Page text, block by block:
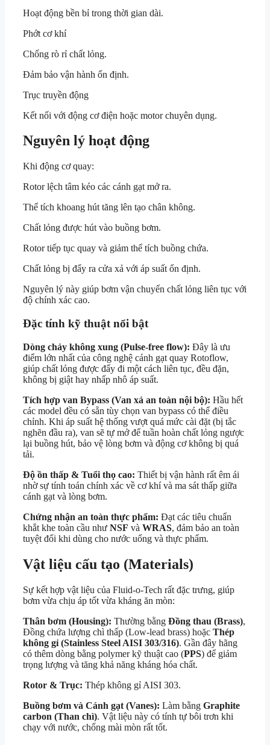
Hoạt động bền bỉ trong thời gian dài.
Phớt cơ khí
Chống rò rỉ chất lỏng.
Đảm bảo vận hành ổn định.
Trục truyền động
Kết nối với động cơ điện hoặc motor chuyên dụng.
Nguyên lý hoạt động
Khi động cơ quay:
Rotor lệch tâm kéo các cánh gạt mở ra.
Thể tích khoang hút tăng lên tạo chân không.
Chất lỏng được hút vào buồng bơm.
Rotor tiếp tục quay và giảm thể tích buồng chứa.
Chất lỏng bị đẩy ra cửa xả với áp suất ổn định.
Nguyên lý này giúp bơm vận chuyển chất lỏng liên tục với
độ chính xác cao.
Đặc tính kỹ thuật nổi bật
Dòng chảy không xung (Pulse-free flow): Đây là ưu
điểm lớn nhất của công nghệ cánh gạt quay Rotoflow,
giúp chất lỏng được đẩy đi một cách liên tục, đều đặn,
không bị giật hay nhấp nhô áp suất.
Tích hợp van Bypass (Van xả an toàn nội bộ): Hầu hết
các model đều có sẵn tùy chọn van bypass có thể điều
chỉnh. Khi áp suất hệ thống vượt quá mức cài đặt (bị tắc
nghẽn đầu ra), van sẽ tự mở để tuần hoàn chất lỏng ngược
lại buồng hút, bảo vệ lòng bơm và động cơ không bị quá
tải.
Độ ồn thấp & Tuổi thọ cao: Thiết bị vận hành rất êm ái
nhờ sự tính toán chính xác về cơ khí và ma sát thấp giữa
cánh gạt và lòng bơm.
Chứng nhận an toàn thực phẩm: Đạt các tiêu chuẩn
khắt khe toàn cầu như NSF và WRAS, đảm bảo an toàn
tuyệt đối khi dùng cho nước uống và thực phẩm.
Vật liệu cấu tạo (Materials)
Sự kết hợp vật liệu của Fluid-o-Tech rất đặc trưng, giúp
bơm vừa chịu áp tốt vừa kháng ăn mòn:
Thân bơm (Housing): Thường bằng Đồng thau (Brass),
Đồng chứa lượng chì thấp (Low-lead brass) hoặc Thép
không gỉ (Stainless Steel AISI 303/316). Gần đây hãng
có thêm dòng bằng polymer kỹ thuật cao (PPS) để giảm
trọng lượng và tăng khả năng kháng hóa chất.
Rotor & Trục: Thép không gỉ AISI 303.
Buồng bơm và Cánh gạt (Vanes): Làm bằng Graphite
carbon (Than chì). Vật liệu này có tính tự bôi trơn khi
chạy với nước, chống mài mòn rất tốt.